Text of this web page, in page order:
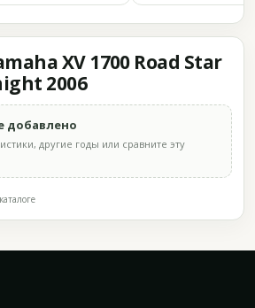
XV 1700 Road Star
2006
добавлено
другие годы или сравните эту